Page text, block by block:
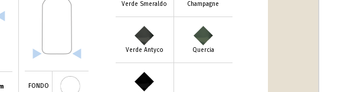
FONDO
Verde Smeraldo Champagne
Verde Antyco Quercia